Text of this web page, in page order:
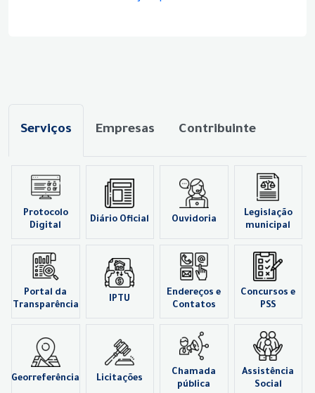
Serviços Empresas Contribuinte
Protocolo
Digital
Diário Oficial Ouvidoria
Legislação
municipal
Portal da
Transparência
IPTU
Endereços e
Contatos
Concursos e
PSS
Georreferência Licitações
Chamada
pública
Assistência
Social